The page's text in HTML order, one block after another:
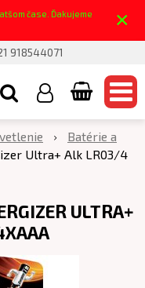
čase. Ďakujeme
×
918544071
Batérie a
Ultra+ Alk LR03/4
ULTRA+